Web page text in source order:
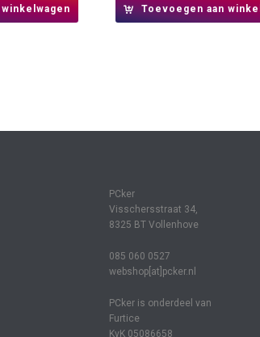
Toevoegen aan
PCker
Visschersstraat 34,
8325 BT Vollenhove
085 060 0527
webshop[at]pcker.nl
PCker is onderdeel van
Furtice
KvK 05086658